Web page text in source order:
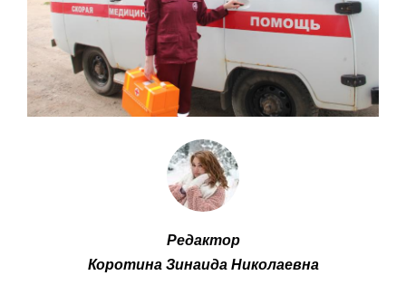
Редактор
Коротина Зинаида Николаевна